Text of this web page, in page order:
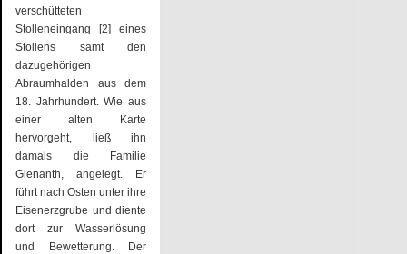
verschütteten
Stolleneingang [2] eines
Stollens samt den
dazugehörigen
Abraumhalden aus dem
18. Jahrhundert. Wie aus
einer alten Karte
hervorgeht, ließ ihn
damals die Familie
Gienanth, angelegt. Er
führt nach Osten unter ihre
Eisenerzgrube und diente
dort zur Wasserlösung
und Bewetterung. Der